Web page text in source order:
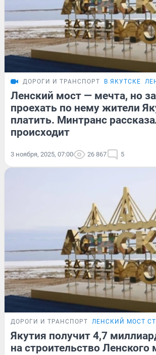
ДОРОГИ И ТРАНСПОРТ В ЯКУТСКЕ
Ленский мост — мечта, но
проехать по нему жители
платить. Минтранс
происходит
3 ноября, 2025, 07:00 26 867 5
ДОРОГИ И ТРАНСПОРТ ЛЕНСКИЙ МОСТ
Якутия получит 4,7
на строительство Ленского